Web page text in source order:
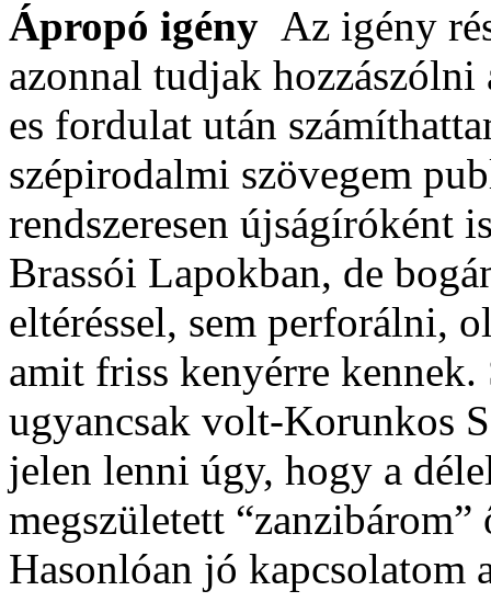
Ápropó igény Az igény
azonnal tudjak hozzászólni
es fordulat után
szépirodalmi szövegem
rendszeresen újságíróként
Brassói Lapokban, de
eltéréssel, sem perforálni,
amit friss kenyérre kennek.
ugyancsak volt-Korunkos
jelen lenni úgy, hogy a
megszületett
Hasonlóan jó